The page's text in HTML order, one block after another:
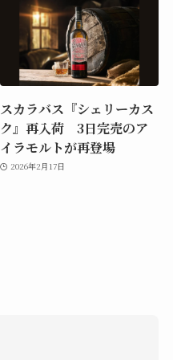
スカラバス『シェリーカス
ク』再入荷 3日完売のア
イラモルトが再登場
2026年2月17日